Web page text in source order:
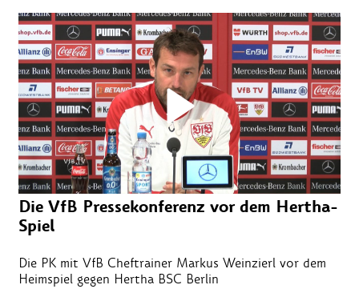
Die VfB Pressekonferenz vor dem Hertha-
Spiel
Die PK mit VfB Cheftrainer Markus Weinzierl vor dem
Heimspiel gegen Hertha BSC Berlin